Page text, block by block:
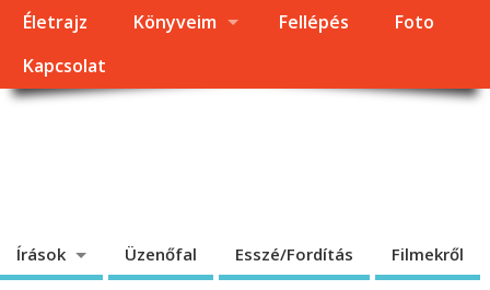
Életrajz Könyveim Fellépés
Foto
Kapcsolat
Írások Üzenőfal Esszé/Fordítás Filmekről